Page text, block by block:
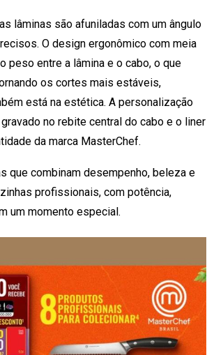
lâminas são afuniladas com um ângulo
O design ergonômico com meia
peso entre a lâmina e o cabo, o que
os cortes mais estáveis,
está na estética. A personalização
no rebite central do cabo e o liner
da marca MasterChef.
que combinam desempenho, beleza e
profissionais, com potência,
um momento especial.